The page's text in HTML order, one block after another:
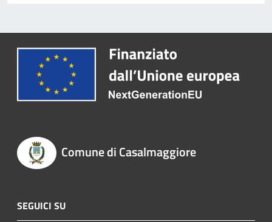
Comune di Casalmaggiore
SEGUICI SU